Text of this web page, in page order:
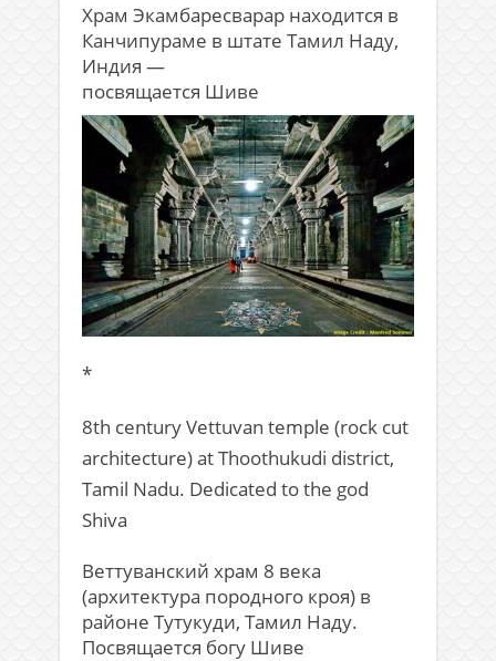
Храм Экамбаресварар находится в
Канчипураме в штате Тамил Наду,
Индия —
посвящается Шиве
*
8th century Vettuvan temple (rock cut
architecture) at Thoothukudi district,
Tamil Nadu. Dedicated to the god
Shiva
Веттуванский храм 8 века
(архитектура породного кроя) в
районе Тутукуди, Тамил Наду.
Посвящается богу Шиве